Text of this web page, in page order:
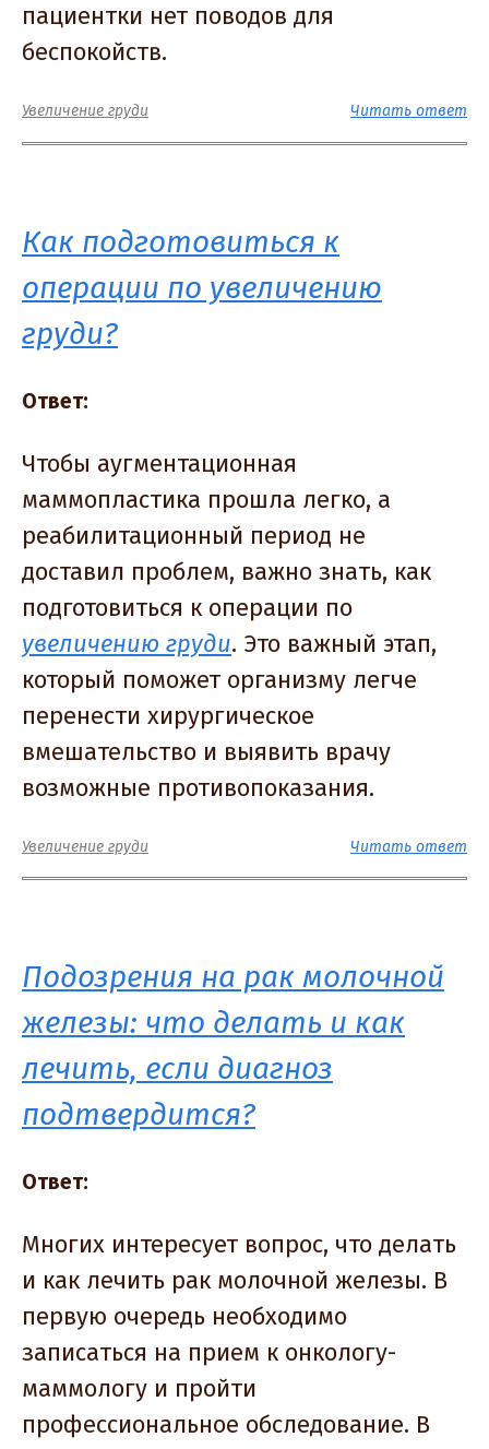
пациентки нет поводов для
беспокойств.
Читать ответ
Увеличение груди
Как подготовиться к
операции по увеличению
груди?
Ответ:
Чтобы аугментационная
маммопластика прошла легко, а
реабилитационный период не
доставил проблем, важно знать, как
подготовиться к операции по
увеличению груди. Это важный этап,
который поможет организму легче
перенести хирургическое
вмешательство и выявить врачу
возможные противопоказания.
Читать ответ
Увеличение груди
Подозрения на рак молочной
железы: что делать и как
лечить, если диагноз
подтвердится?
Ответ:
Многих интересует вопрос, что делать
и как лечить рак молочной железы. В
первую очередь необходимо
записаться на прием к онкологу-
маммологу и пройти
профессиональное обследование. В